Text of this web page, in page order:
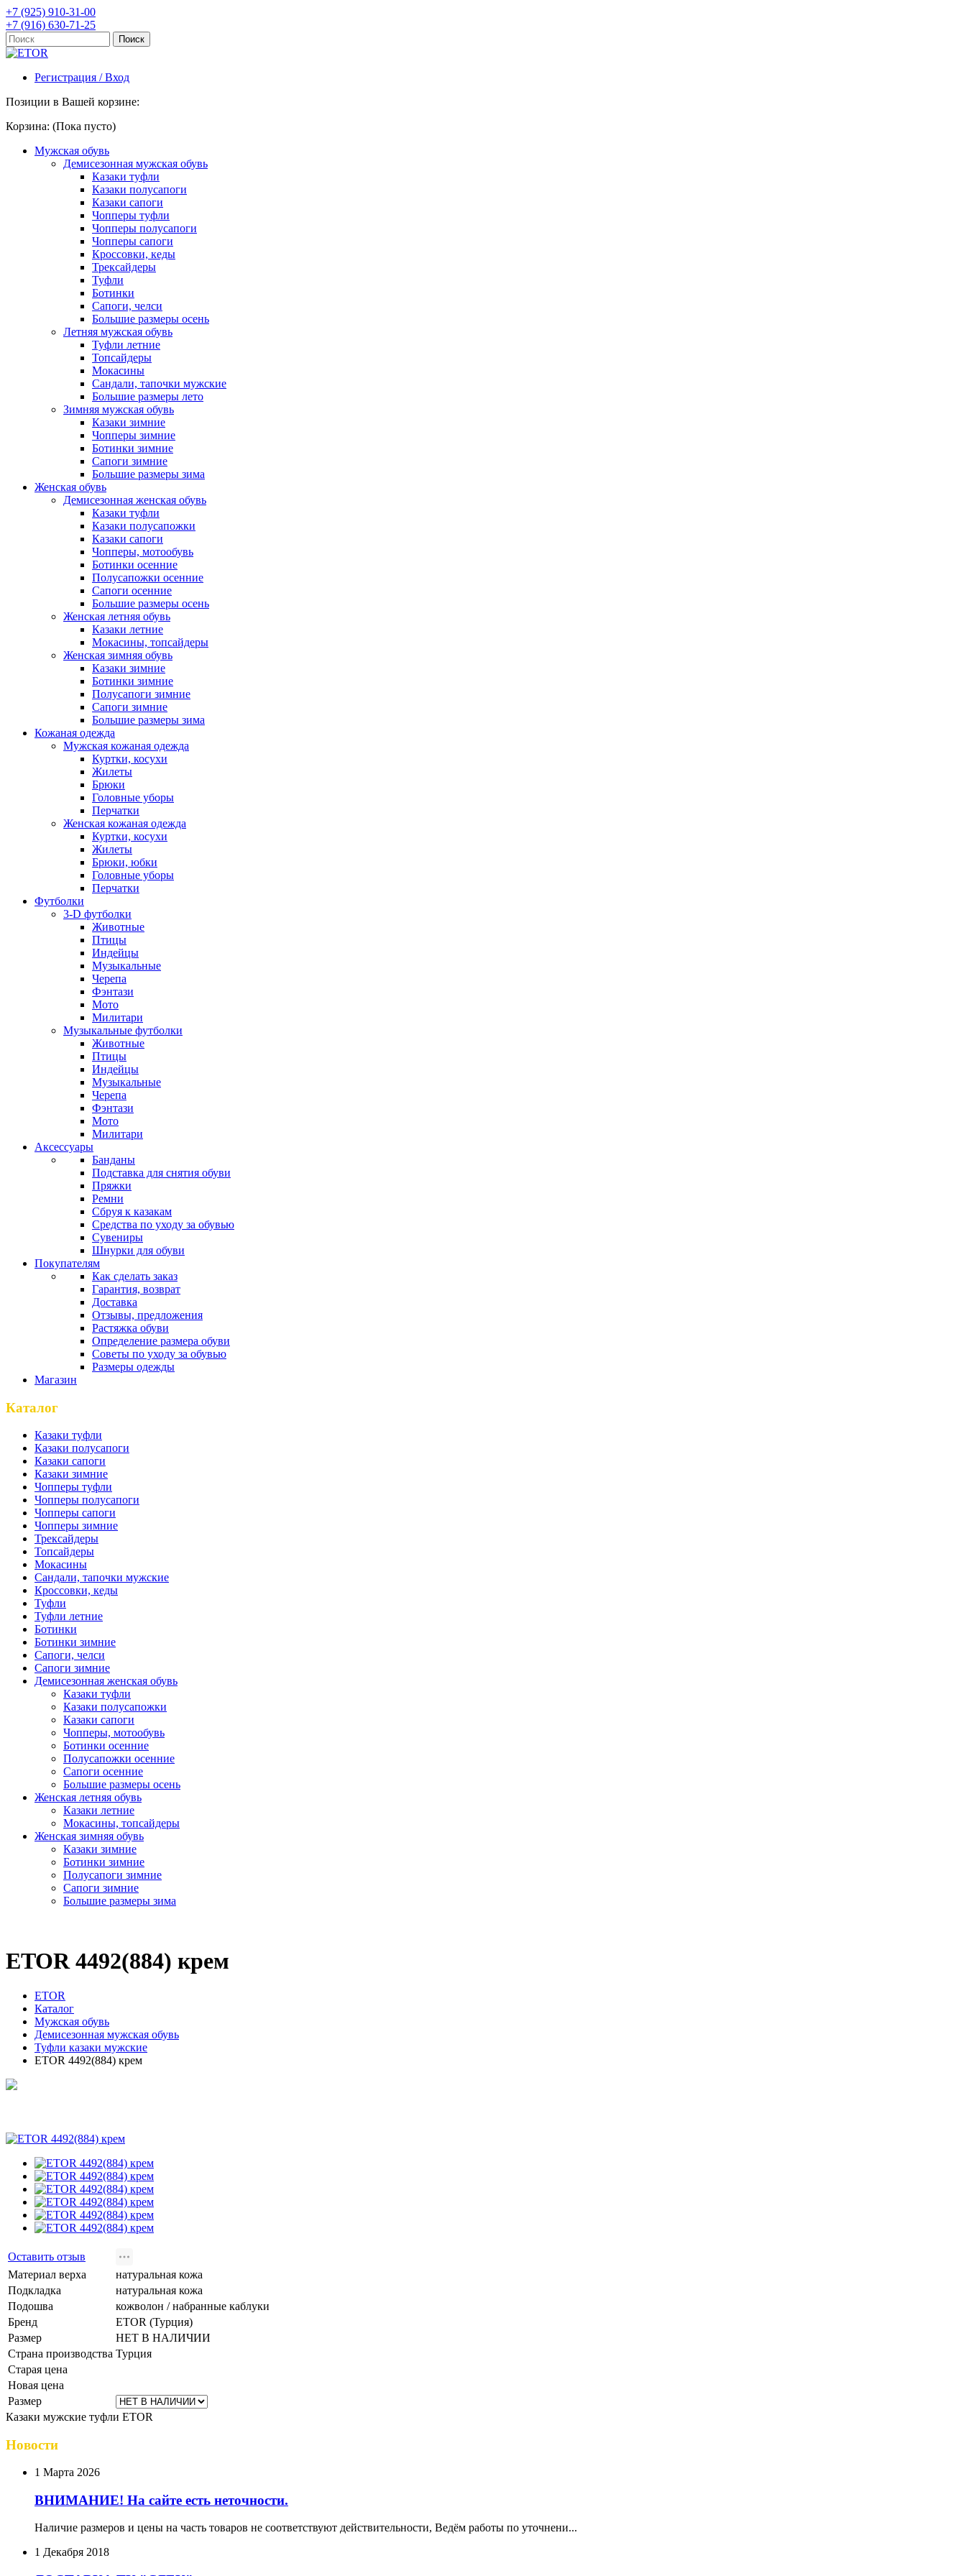
+7 (925) 910-31-00
+7 (916) 630-71-25
Регистрация / Вход
Позиции в Вашей корзине:
Корзина: (Пока пусто)
Мужская обувь
Демисезонная мужская обувь
Казаки туфли
Казаки полусапоги
Казаки сапоги
Чопперы туфли
Чопперы полусапоги
Чопперы сапоги
Кроссовки, кеды
Трексайдеры
Туфли
Ботинки
Сапоги, челси
Большие размеры осень
Летняя мужская обувь
Туфли летние
Топсайдеры
Мокасины
Сандали, тапочки мужские
Большие размеры лето
Зимняя мужская обувь
Казаки зимние
Чопперы зимние
Ботинки зимние
Сапоги зимние
Большие размеры зима
Женская обувь
Демисезонная женская обувь
Казаки туфли
Казаки полусапожки
Казаки сапоги
Чопперы, мотообувь
Ботинки осенние
Полусапожки осенние
Сапоги осенние
Большие размеры осень
Женская летняя обувь
Казаки летние
Мокасины, топсайдеры
Женская зимняя обувь
Казаки зимние
Ботинки зимние
Полусапоги зимние
Сапоги зимние
Большие размеры зима
Кожаная одежда
Мужская кожаная одежда
Куртки, косухи
Жилеты
Брюки
Головные уборы
Перчатки
Женская кожаная одежда
Куртки, косухи
Жилеты
Брюки, юбки
Головные уборы
Перчатки
Футболки
3-D футболки
Животные
Птицы
Индейцы
Музыкальные
Черепа
Фэнтази
Мото
Милитари
Музыкальные футболки
Животные
Птицы
Индейцы
Музыкальные
Черепа
Фэнтази
Мото
Милитари
Аксессуары
Банданы
Подставка для снятия обуви
Пряжки
Ремни
Сбруя к казакам
Средства по уходу за обувью
Сувениры
Шнурки для обуви
Покупателям
Как сделать заказ
Гарантия, возврат
Доставка
Отзывы, предложения
Растяжка обуви
Определение размера обуви
Советы по уходу за обувью
Размеры одежды
Магазин
Каталог
Казаки туфли
Казаки полусапоги
Казаки сапоги
Казаки зимние
Чопперы туфли
Чопперы полусапоги
Чопперы сапоги
Чопперы зимние
Трексайдеры
Топсайдеры
Мокасины
Сандали, тапочки мужские
Кроссовки, кеды
Туфли
Туфли летние
Ботинки
Ботинки зимние
Сапоги, челси
Сапоги зимние
Демисезонная женская обувь
Казаки туфли
Казаки полусапожки
Казаки сапоги
Чопперы, мотообувь
Ботинки осенние
Полусапожки осенние
Сапоги осенние
Большие размеры осень
Женская летняя обувь
Казаки летние
Мокасины, топсайдеры
Женская зимняя обувь
Казаки зимние
Ботинки зимние
Полусапоги зимние
Сапоги зимние
Большие размеры зима
ETOR 4492(884) крем
ETOR
Каталог
Мужская обувь
Демисезонная мужская обувь
Туфли казаки мужские
ETOR 4492(884) крем
Оставить отзыв
Материал верха
натуральная кожа
Подкладка
натуральная кожа
Подошва
кожволон / набранные каблуки
Бренд
ETOR (Турция)
Размер
НЕТ В НАЛИЧИИ
Страна производства Турция
Старая цена
Новая цена
Размер
Казаки мужские туфли ETOR
Новости
1 Марта 2026
ВНИМАНИЕ! На сайте есть неточности.
Наличие размеров и цены на часть товаров не соответствуют действительности, Ведём работы по уточнени...
1 Декабря 2018